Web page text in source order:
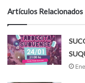
Artículos Relacionados